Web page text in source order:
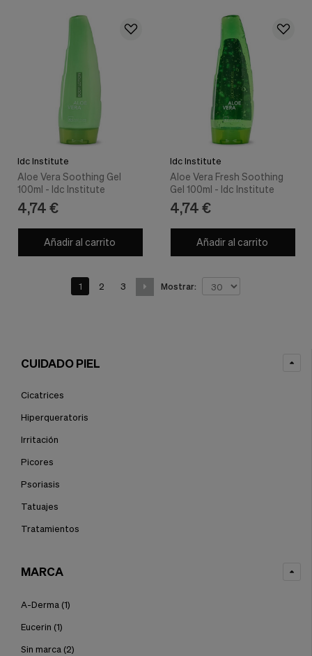
Idc Institute
Aloe Vera Soothing Gel
100ml - Idc Institute
4,74 €
Añadir al carrito
Idc Institute
Aloe Vera Fresh Soothing
Gel 100ml - Idc Institute
4,74 €
Añadir al carrito
1 2 3 Mostrar:
CUIDADO PIEL
Cicatrices
Hiperqueratoris
Irritación
Picores
Psoriasis
Tatuajes
Tratamientos
MARCA
A-Derma (1)
Eucerin (1)
Sin marca (2)